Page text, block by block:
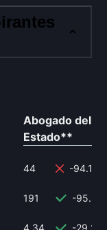
Abogado del
Estado**
44 -94.13%
191 -
4.34 -29.2%